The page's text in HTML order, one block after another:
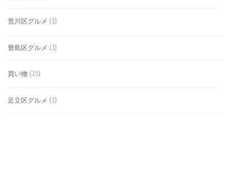
荒川区グルメ (1)
豊島区グルメ (1)
買い物 (15)
足立区グルメ (1)